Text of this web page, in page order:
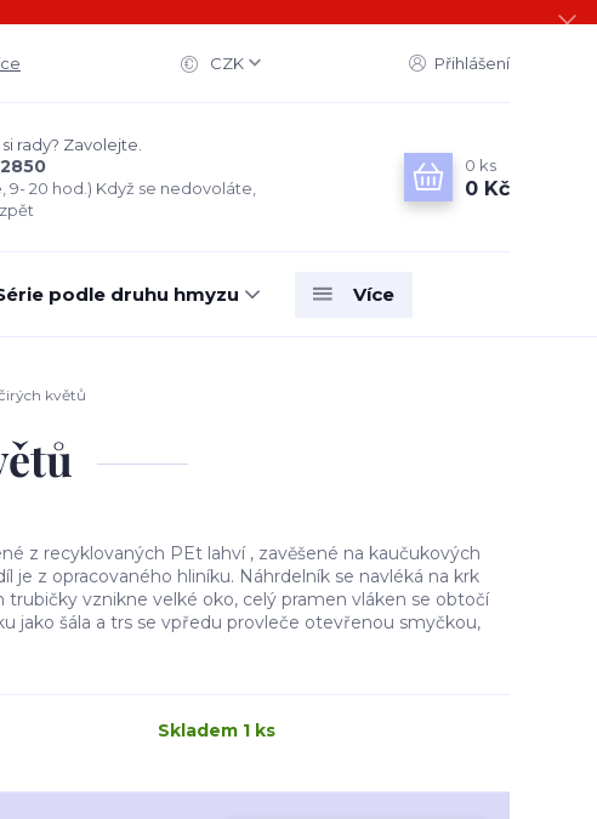
CZK Přihlášení
rady? Zavolejte.
9- 20 hod.) Když se nedovoláte,
0 ks
0 Kč
podle druhu hmyzu Více
květů
z recyklovaných PEt lahví , zavěšené na kaučukových
je z opracovaného hliníku. Náhrdelník se navléká na krk
trubičky vznikne velké oko, celý pramen vláken se obtočí
jako šála a trs se vpředu provleče otevřenou smyčkou,
Skladem 1 ks